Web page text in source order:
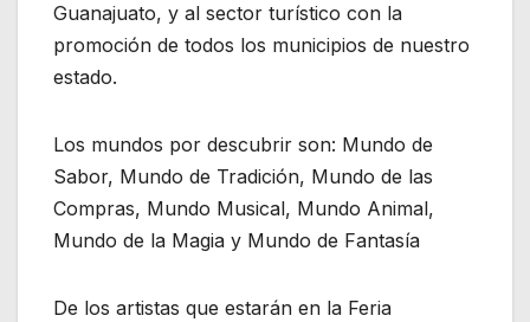
Guanajuato, y al sector turístico con la
promoción de todos los municipios de nuestro
estado.
Los mundos por descubrir son: Mundo de
Sabor, Mundo de Tradición, Mundo de las
Compras, Mundo Musical, Mundo Animal,
Mundo de la Magia y Mundo de Fantasía
De los artistas que estarán en la Feria